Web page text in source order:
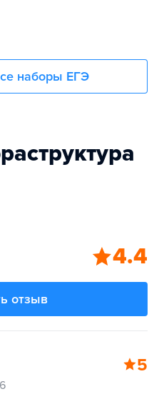
наборы ЕГЭ
4.4
отзыв
5